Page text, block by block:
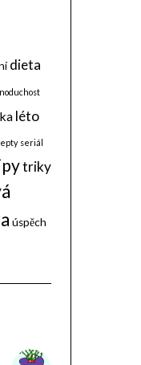
dieta
léto
seriál
triky
úspěch